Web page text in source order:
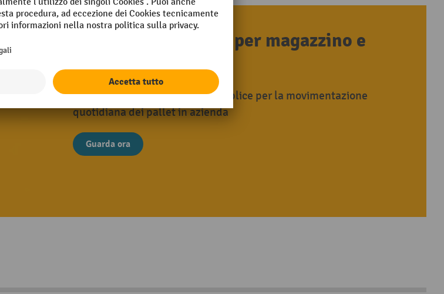
Soluzione versatile per magazzino e
logistica
Struttura robusta e utilizzo semplice per la movimentazione
quotidiana dei pallet in azienda
Guarda ora